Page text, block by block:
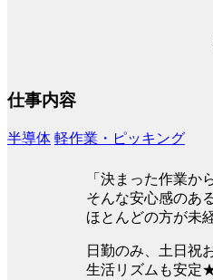
仕事内容
半導体 軽作業・ピッキング
「決まった作業か
そんな安心感のあ
ほとんどの方が未
日勤のみ、土日祝
生活リズムも安定